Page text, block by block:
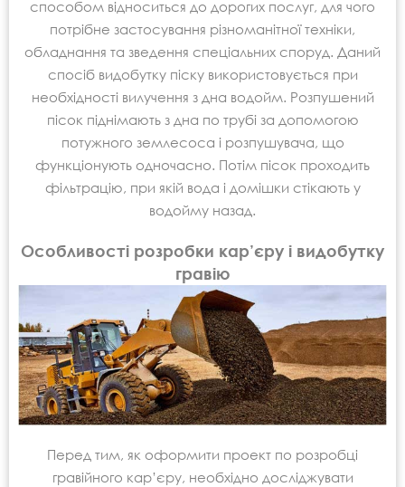
способом відноситься до дорогих послуг, для чого
потрібне застосування різноманітної техніки,
обладнання та зведення спеціальних споруд. Даний
спосіб видобутку піску використовується при
необхідності вилучення з дна водойм. Розпушений
пісок піднімають з дна по трубі за допомогою
потужного землесоса і розпушувача, що
функціонують одночасно. Потім пісок проходить
фільтрацію, при якій вода і домішки стікають у
водойму назад.
Особливості розробки кар’єру і видобутку
гравію
Перед тим, як оформити проект по розробці
гравійного кар’єру, необхідно досліджувати